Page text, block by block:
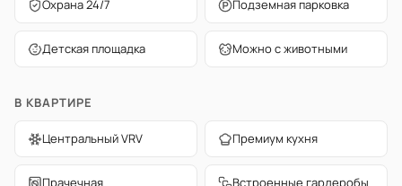
Охрана 24/7 Подземная парковка
Детская площадка Можно с животными
В КВАРТИРЕ
Центральный VRV Премиум кухня
Прачечная Встроенные гардеробы